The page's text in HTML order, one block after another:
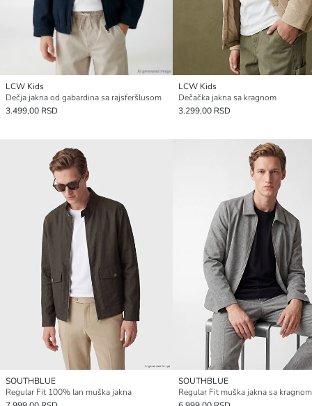
LCW Kids
Dečja jakna od gabardina sa rajsferšlusom
3.499,00 RSD
LCW Kids
Dečačka jakna sa kragnom
3.299,00 RSD
SOUTHBLUE
Regular Fit 100% lan muška jakna
SOUTHBLUE
Regular Fit muška jakna sa kragnom